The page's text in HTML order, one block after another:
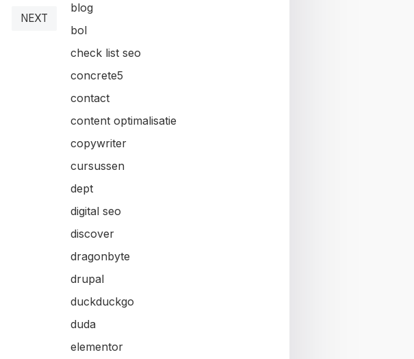
NEXT
blog
bol
check list seo
concrete5
contact
content optimalisatie
copywriter
cursussen
dept
digital seo
discover
dragonbyte
drupal
duckduckgo
duda
elementor